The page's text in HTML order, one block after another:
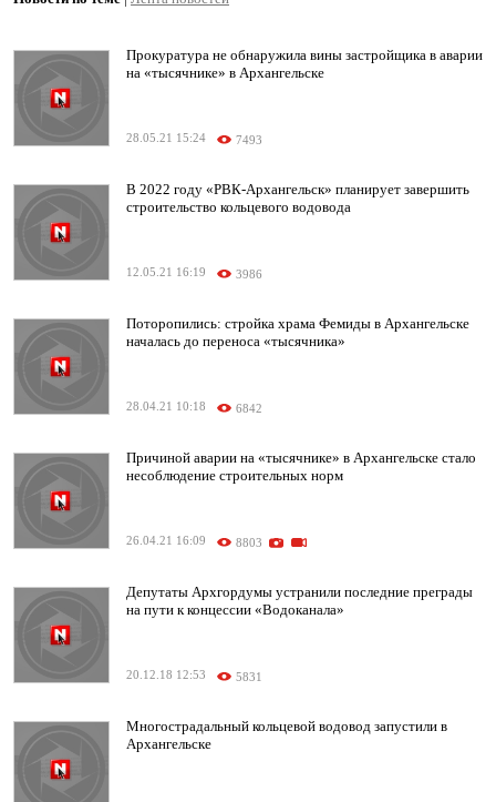
Прокуратура не обнаружила вины застройщика в аварии
на «тысячнике» в Архангельске
28.05.21 15:24 7493
В 2022 году «РВК-Архангельск» планирует завершить
строительство кольцевого водовода
12.05.21 16:19 3986
Поторопились: стройка храма Фемиды в Архангельске
началась до переноса «тысячника»
28.04.21 10:18 6842
Причиной аварии на «тысячнике» в Архангельске стало
несоблюдение строительных норм
26.04.21 16:09 8803
Депутаты Архгордумы устранили последние преграды
на пути к концессии «Водоканала»
20.12.18 12:53 5831
Многострадальный кольцевой водовод запустили в
Архангельске